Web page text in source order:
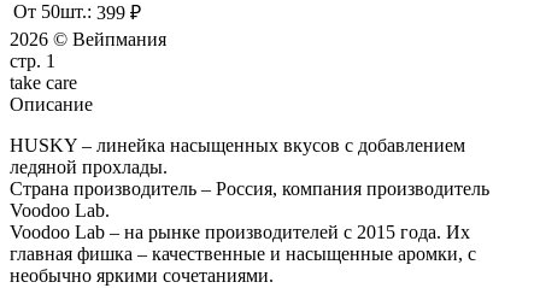
От 50шт.: 399 ₽
2026 © Вейпмания
стр. 1
take care
Описание
HUSKY – линейка насыщенных вкусов с добавлением
ледяной прохлады.
Страна производитель – Россия, компания производитель
Voodoo Lab.
Voodoo Lab – на рынке производителей с 2015 года. Их
главная фишка – качественные и насыщенные аромки, с
необычно яркими сочетаниями.